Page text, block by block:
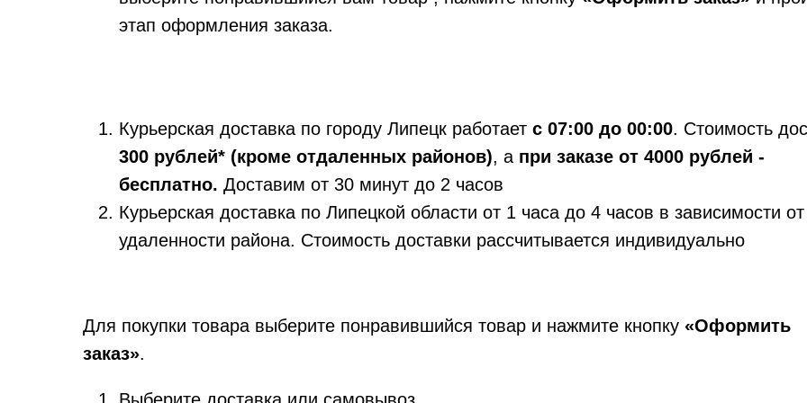
этап оформления заказа.
Курьерская доставка по городу Липецк работает с 07:00 до 00:00. Стоимость
300 рублей* (кроме отдаленных районов), а при заказе от 4000 рублей -
бесплатно. Доставим от 30 минут до 2 часов
Курьерская доставка по Липецкой области от 1 часа до 4 часов в зависимости от
удаленности района. Стоимость доставки рассчитывается индивидуально
Для покупки товара выберите понравившийся товар и нажмите кнопку «Оформить
заказ».